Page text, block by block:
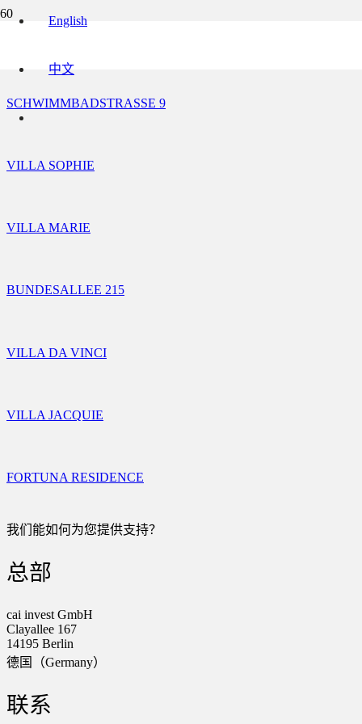
English
中文
SCHWIMMBADSTRASSE 9
VILLA SOPHIE
VILLA MARIE
BUNDESALLEE 215
VILLA DA VINCI
VILLA JACQUIE
FORTUNA RESIDENCE
我们能如何为您提供支持？
总部
cai invest GmbH
Clayallee 167
14195 Berlin
德国（Germany）
联系